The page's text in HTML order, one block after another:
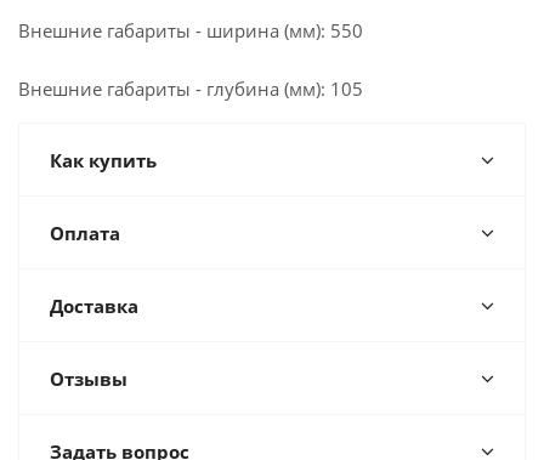
Внешние габариты - ширина (мм): 550
Внешние габариты - глубина (мм): 105
Как купить
Оплата
Доставка
Отзывы
Задать вопрос